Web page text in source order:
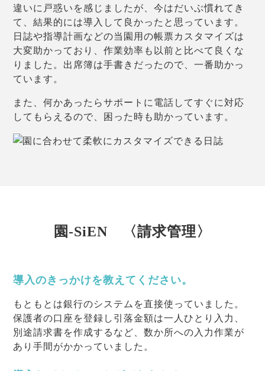
違いに戸惑いを感じましたが、今はだいぶ慣れてき
て、結果的には導入して良かったと思っています。
日誌や指導計画などの当園用の帳票カスタマイズは
大変助かっており、作業効率も以前と比べて良くな
りました。出席簿は手書きだったので、一番助かっ
ています。
また、何かあったらサポートに電話してすぐに対応
してもらえるので、困った時も助かっています。
園-SiEN 〈請求管理〉
導入のきっかけを教えてください。
もともとは銀行のシステムを直接使っていました。
保護者の口座を登録し引落金額は一人ひとり入力、
別途請求書を作成するなど、数か所への入力作業が
あり手間がかかっていました。